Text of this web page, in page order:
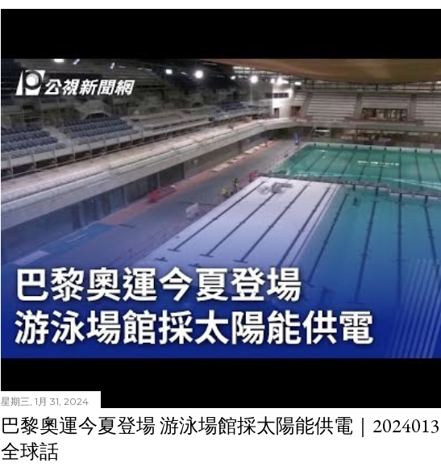
星期三, 1月 31, 2024
巴黎奧運今夏登場 游泳場館採太陽能供電｜
全球話